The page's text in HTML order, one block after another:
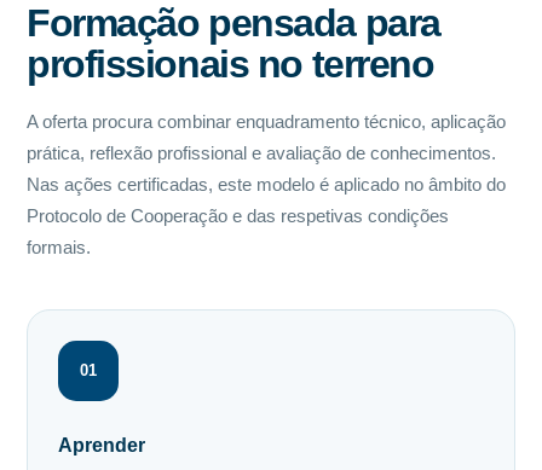
Formação pensada para
profissionais no terreno
A oferta procura combinar enquadramento técnico, aplicação
prática, reflexão profissional e avaliação de conhecimentos.
Nas ações certificadas, este modelo é aplicado no âmbito do
Protocolo de Cooperação e das respetivas condições
formais.
01
Aprender